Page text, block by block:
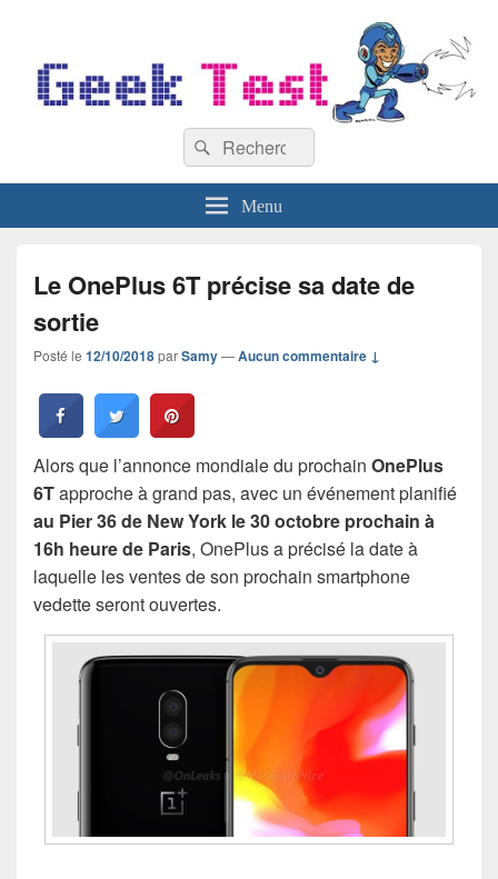
Recherche :
Rechercher
Menu
Le OnePlus 6T précise sa date de
sortie
Posté le 12/10/2018parSamy—Aucun commentaire ↓
Alors que l’annonce mondiale du prochain OnePlus
6Tapproche à grand pas, avec un événement planifié
au Pier 36 de New York le 30 octobre prochain à
16h heure de Paris, OnePlus a précisé la date à
laquelle les ventes de son prochain smartphone
vedette seront ouvertes.